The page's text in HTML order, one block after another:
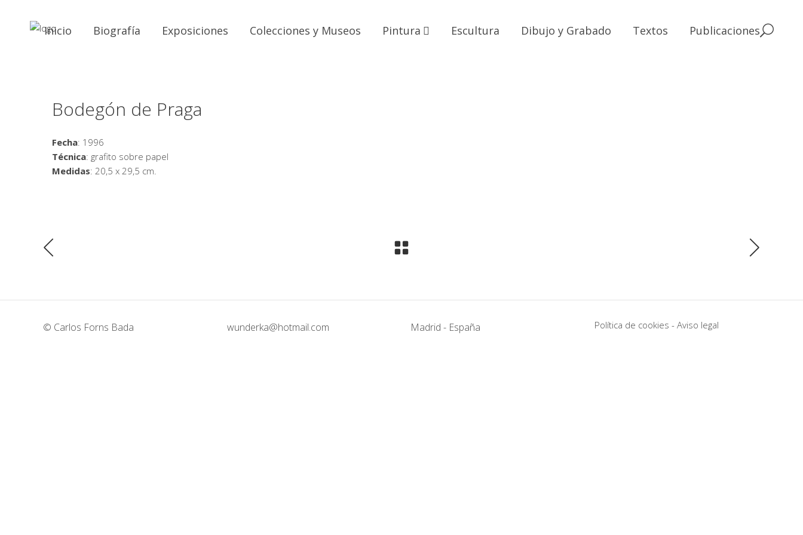
Inicio Biografía Exposiciones Colecciones y Museos Pintura Escultura Dibujo y Grabado Textos Publicaciones
Bodegón de Praga
Fecha: 1996
Técnica: grafito sobre papel
Medidas: 20,5 x 29,5 cm.
© Carlos Forns Bada wunderka@hotmail.com Madrid - España Política de cookies - Aviso legal